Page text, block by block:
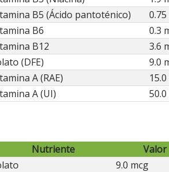
B5 (Ácido pantoténico)
B6
0.3
B12
3.6
(DFE)
9.0
A (RAE)
A (UI)
50.0
Nutriente
Valor
9.0 mcg